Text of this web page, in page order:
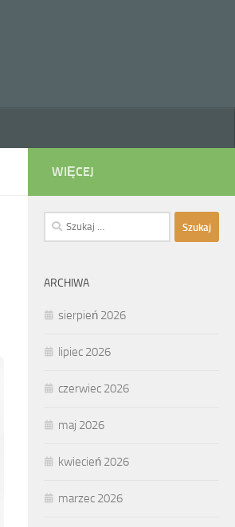
WIĘCEJ
Szukaj:
ARCHIWA
sierpień 2026
lipiec 2026
czerwiec 2026
maj 2026
kwiecień 2026
marzec 2026